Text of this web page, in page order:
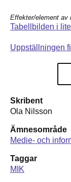
Skribent
Ola Nilsson
Ämnesområde
Medie- och
Taggar
MIK
Effekter/element av
Tabellbilden i
Uppställningen